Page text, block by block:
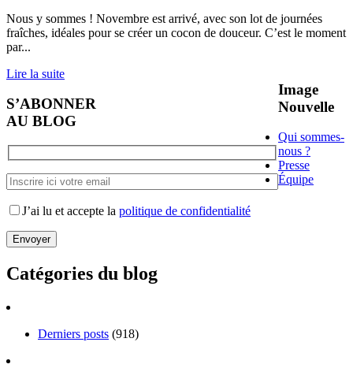
Nous y sommes ! Novembre est arrivé, avec son lot de journées
fraîches, idéales pour se créer un cocon de douceur. C’est le moment
par...
Lire la suite
S’ABONNER
AU BLOG
J’ai lu et accepte la politique de confidentialité
Catégories du blog
Derniers posts (918)
Image
Nouvelle
Qui sommes-
nous ?
Presse
Équipe